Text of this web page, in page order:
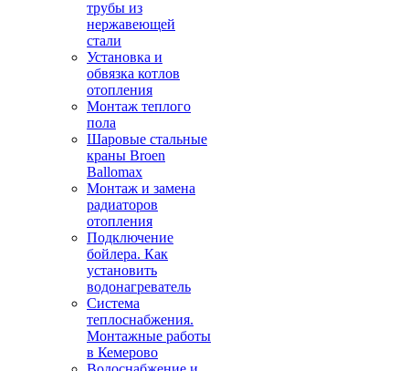
трубы из
нержавеющей
стали
Установка и
обвязка котлов
отопления
Монтаж теплого
пола
Шаровые стальные
краны Broen
Ballomax
Монтаж и замена
радиаторов
отопления
Подключение
бойлера. Как
установить
водонагреватель
Система
теплоснабжения.
Монтажные работы
в Кемерово